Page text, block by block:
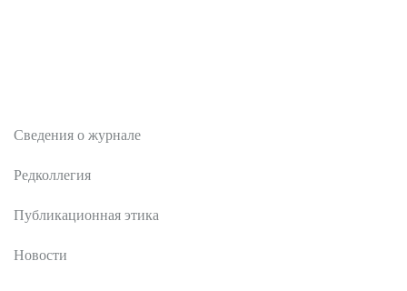
Сведения о журнале
Редколлегия
Публикационная этика
Новости